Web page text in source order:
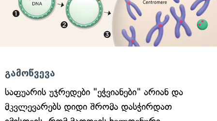
გამოწვევა
საფუარის უჯრედები "ეჭვიანები" არიან და
მკვლევარებს დიდი შრომა დასჭირდათ